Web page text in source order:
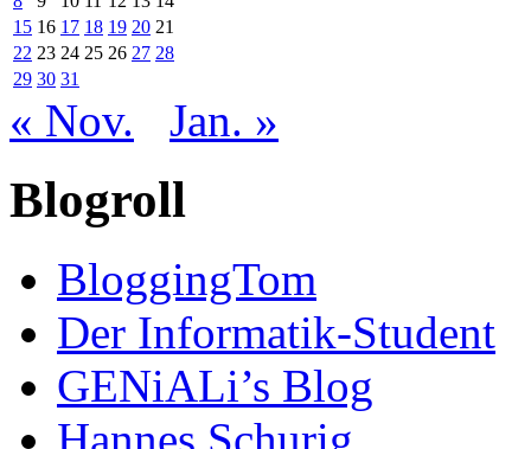
15 16 17 18 19 20 21
22 23 24 25 26 27 28
29 30 31
« Nov. Jan. »
Blogroll
BloggingTom
Der Informatik-Student
GENiALi’s Blog
Hannes Schurig